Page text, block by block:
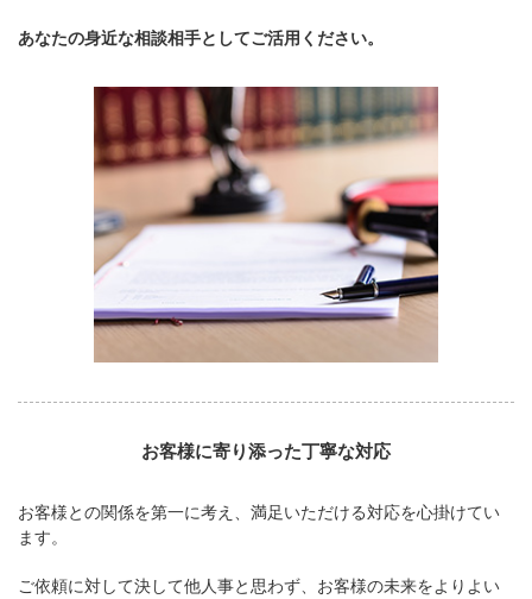
あなたの身近な相談相手としてご活用ください。
お客様に寄り添った丁寧な対応
お客様との関係を第一に考え、満足いただける対応を心掛けてい
ます。
ご依頼に対して決して他人事と思わず、お客様の未来をよりよい